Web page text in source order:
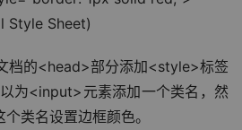
Style Sheet)
档的<head>部分添加<style>标签
为<input>元素添加一个类名，然
类名设置边框颜色。